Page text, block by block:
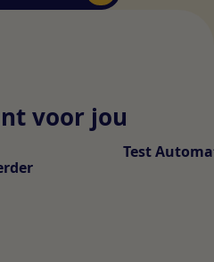
voor jou
Test